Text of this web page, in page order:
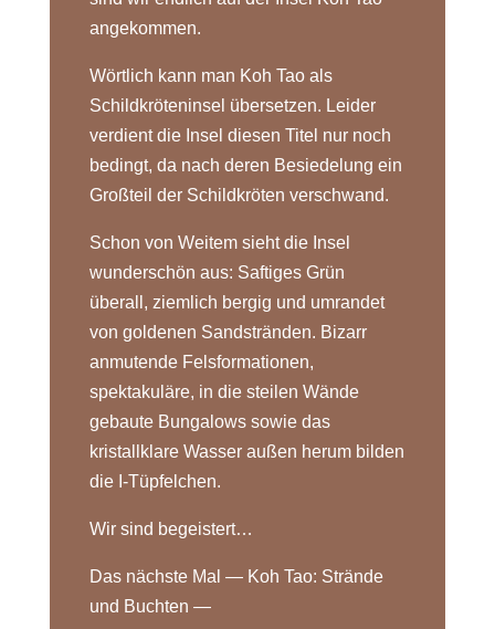
angekommen.
Wörtlich kann man Koh Tao als
Schildkröteninsel übersetzen. Leider
verdient die Insel diesen Titel nur noch
bedingt, da nach deren Besiedelung ein
Großteil der Schildkröten verschwand.
Schon von Weitem sieht die Insel
wunderschön aus: Saftiges Grün
überall, ziemlich bergig und umrandet
von goldenen Sandstränden. Bizarr
anmutende Felsformationen,
spektakuläre, in die steilen Wände
gebaute Bungalows sowie das
kristallklare Wasser außen herum bilden
die I-Tüpfelchen.
Wir sind begeistert…
Das nächste Mal — Koh Tao: Strände
und Buchten —